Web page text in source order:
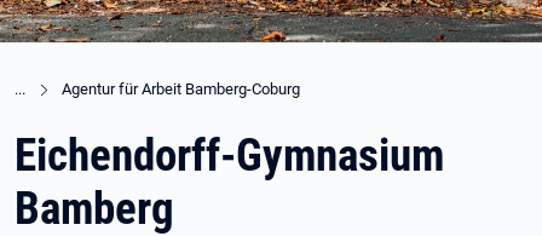
Agentur für Arbeit Bamberg-Coburg
Eichendorff-Gymnasium
Bamberg